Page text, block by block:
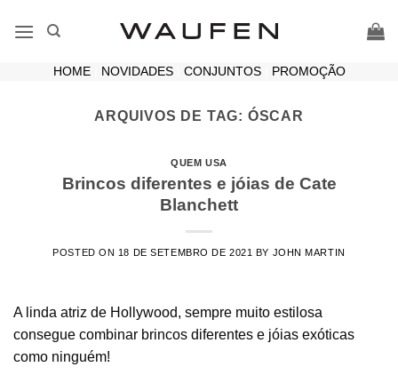
HOME| NOVIDADES| CONJUNTOS| PROMOÇÃO
ARQUIVOS DE TAG: ÓSCAR
QUEM USA
Brincos diferentes e jóias de Cate
Blanchett
POSTED ON 18 DE SETEMBRO DE 2021 BY JOHN MARTIN
A linda atriz de Hollywood, sempre muito estilosa
consegue combinar brincos diferentes e jóias exóticas
como ninguém!